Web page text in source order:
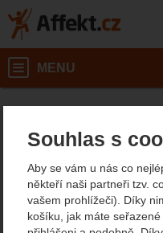
Souhlas s
Aby se vám u nás co
někteří naši partneři tzv.
vašem prohlížeči). Díky
košíku, jak máte
MENU
Single